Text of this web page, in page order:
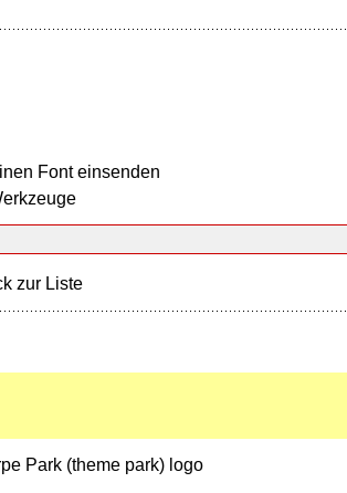
Font einsenden
zur Liste
Park (theme park) logo